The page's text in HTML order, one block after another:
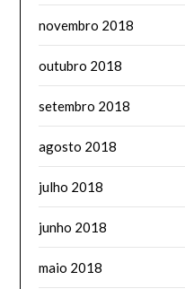
novembro 2018
outubro 2018
setembro 2018
agosto 2018
julho 2018
junho 2018
maio 2018